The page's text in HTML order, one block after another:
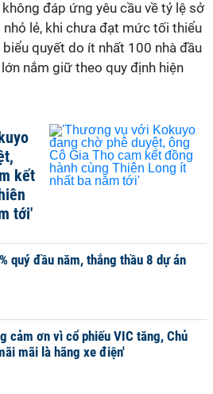
đáp ứng yêu cầu về tỷ lệ sở
lẻ, khi chưa đạt mức tối thiểu
quyết do ít nhất 100 nhà đầu
nắm giữ theo quy định hiện
kết
tới'
quý đầu năm, thắng thầu 8 dự án
cảm ơn vì cổ phiếu VIC tăng, Chủ
mãi là hãng xe điện'